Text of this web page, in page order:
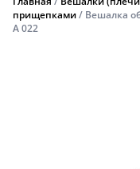
прищепками/ Вешалка
A 022